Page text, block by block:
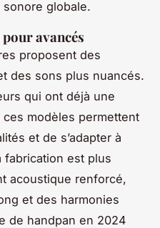
globale.
avancés
proposent des
des sons plus nuancés.
qui ont déjà une
modèles permettent
et de s’adapter à
fabrication est plus
acoustique renforcé,
et des harmonies
de handpan en 2024